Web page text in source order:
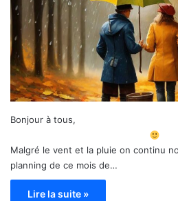
Bonjour à tous,
Malgré le vent et la pluie on continu
planning de ce mois de…
Lire la suite »